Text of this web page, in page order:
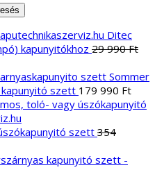
Ditec
kapunyitókhoz 29 990Ft
Sommer
szett 179 990 Ft
szett 354